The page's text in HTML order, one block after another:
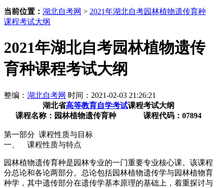
当前位置： 湖北自考网 > 2021年湖北自考园林植物遗传育种
课程考试大纲
2021年湖北自考园林植物遗传
育种课程考试大纲
整编： 湖北自考网 时间：2021-02-03 21:26:21
湖北省高等教育自学考试课程考试大纲
课程名称：园林植物遗传育种 课程代码：07894
第一部分 课程性质与目标
一、 课程性质与特点
园林植物遗传育种是园林专业的一门重要专业核心课。该课程
分总论和各论两部分。总论包括园林植物遗传学与园林植物育
种学，其中遗传部分在遗传学基本原理的基础上，着重探讨与